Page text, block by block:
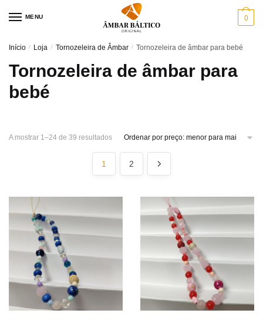
MENU 0
Início / Loja / Tornozeleira de Âmbar / Tornozeleira de âmbar para bebé
Tornozeleira de âmbar para
bebé
A mostrar 1–24 de 39 resultadosSorted
1 2